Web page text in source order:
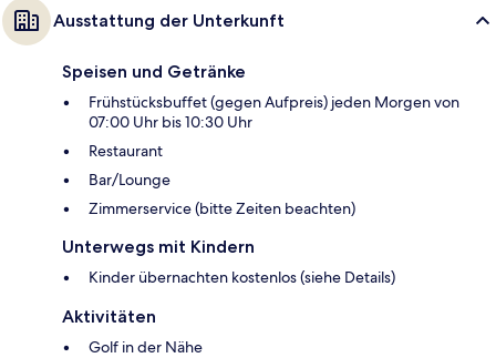
Ausstattung der Unterkunft
Speisen und Getränke
Frühstücksbuffet (gegen Aufpreis) jeden Morgen von
07:00 Uhr bis 10:30 Uhr
Restaurant
Bar/Lounge
Zimmerservice (bitte Zeiten beachten)
Unterwegs mit Kindern
Kinder übernachten kostenlos (siehe Details)
Aktivitäten
Golf in der Nähe